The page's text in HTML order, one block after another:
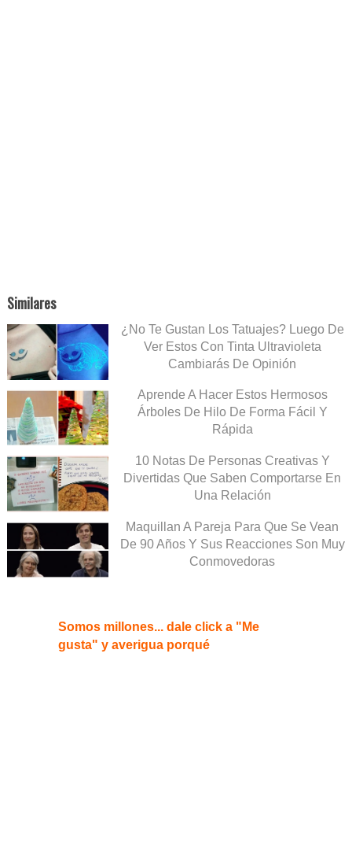
Similares
¿No Te Gustan Los Tatuajes? Luego De
Ver Estos Con Tinta Ultravioleta
Cambiarás De Opinión
Aprende A Hacer Estos Hermosos
Árboles De Hilo De Forma Fácil Y
Rápida
10 Notas De Personas Creativas Y
Divertidas Que Saben Comportarse En
Una Relación
Maquillan A Pareja Para Que Se Vean
De 90 Años Y Sus Reacciones Son Muy
Conmovedoras
Somos millones... dale click a "Me
gusta" y averigua porqué